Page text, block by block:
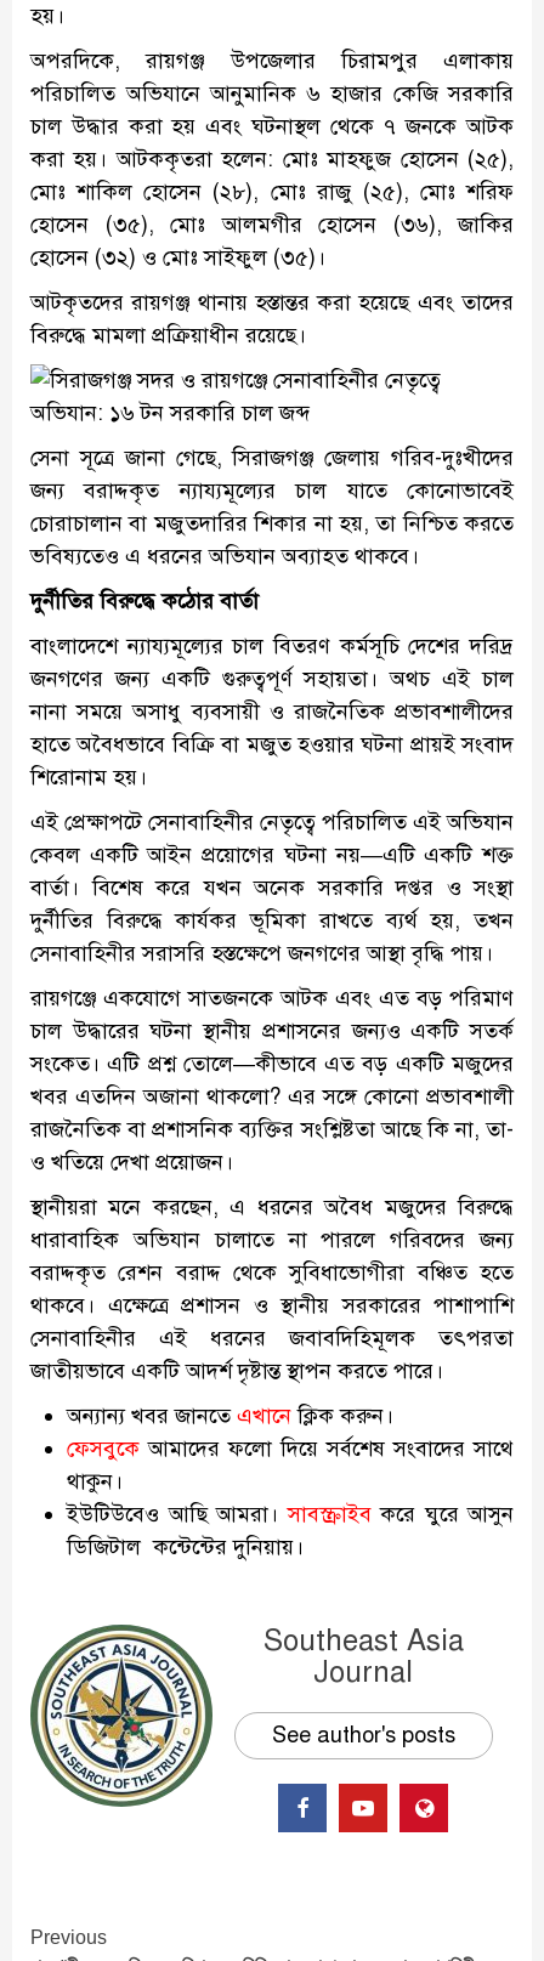
হয়।
অপরদিকে, রায়গঞ্জ উপজেলার চিরামপুর এলাকায়
পরিচালিত অভিযানে আনুমানিক ৬ হাজার কেজি সরকারি
চাল উদ্ধার করা হয় এবং ঘটনাস্থল থেকে ৭ জনকে আটক
করা হয়। আটককৃতরা হলেন: মোঃ মাহফুজ হোসেন (২৫),
মোঃ শাকিল হোসেন (২৮), মোঃ রাজু (২৫), মোঃ শরিফ
হোসেন (৩৫), মোঃ আলমগীর হোসেন (৩৬), জাকির
হোসেন (৩২) ও মোঃ সাইফুল (৩৫)।
আটকৃতদের রায়গঞ্জ থানায় হস্তান্তর করা হয়েছে এবং তাদের
বিরুদ্ধে মামলা প্রক্রিয়াধীন রয়েছে।
সেনা সূত্রে জানা গেছে, সিরাজগঞ্জ জেলায় গরিব-দুঃখীদের
জন্য বরাদ্দকৃত ন্যায্যমূল্যের চাল যাতে কোনোভাবেই
চোরাচালান বা মজুতদারির শিকার না হয়, তা নিশ্চিত করতে
ভবিষ্যতেও এ ধরনের অভিযান অব্যাহত থাকবে।
দুর্নীতির বিরুদ্ধে কঠোর বার্তা
বাংলাদেশে ন্যায্যমূল্যের চাল বিতরণ কর্মসূচি দেশের দরিদ্র
জনগণের জন্য একটি গুরুত্বপূর্ণ সহায়তা। অথচ এই চাল
নানা সময়ে অসাধু ব্যবসায়ী ও রাজনৈতিক প্রভাবশালীদের
হাতে অবৈধভাবে বিক্রি বা মজুত হওয়ার ঘটনা প্রায়ই সংবাদ
শিরোনাম হয়।
এই প্রেক্ষাপটে সেনাবাহিনীর নেতৃত্বে পরিচালিত এই অভিযান
কেবল একটি আইন প্রয়োগের ঘটনা নয়—এটি একটি শক্ত
বার্তা। বিশেষ করে যখন অনেক সরকারি দপ্তর ও সংস্থা
দুর্নীতির বিরুদ্ধে কার্যকর ভূমিকা রাখতে ব্যর্থ হয়, তখন
সেনাবাহিনীর সরাসরি হস্তক্ষেপে জনগণের আস্থা বৃদ্ধি পায়।
রায়গঞ্জে একযোগে সাতজনকে আটক এবং এত বড় পরিমাণ
চাল উদ্ধারের ঘটনা স্থানীয় প্রশাসনের জন্যও একটি সতর্ক
সংকেত। এটি প্রশ্ন তোলে—কীভাবে এত বড় একটি মজুদের
খবর এতদিন অজানা থাকলো? এর সঙ্গে কোনো প্রভাবশালী
রাজনৈতিক বা প্রশাসনিক ব্যক্তির সংশ্লিষ্টতা আছে কি না, তা-
ও খতিয়ে দেখা প্রয়োজন।
স্থানীয়রা মনে করছেন, এ ধরনের অবৈধ মজুদের বিরুদ্ধে
ধারাবাহিক অভিযান চালাতে না পারলে গরিবদের জন্য
বরাদ্দকৃত রেশন বরাদ্দ থেকে সুবিধাভোগীরা বঞ্চিত হতে
থাকবে। এক্ষেত্রে প্রশাসন ও স্থানীয় সরকারের পাশাপাশি
সেনাবাহিনীর এই ধরনের জবাবদিহিমূলক তৎপরতা
জাতীয়ভাবে একটি আদর্শ দৃষ্টান্ত স্থাপন করতে পারে।
অন্যান্য খবর জানতে এখানে ক্লিক করুন।
ফেসবুকে আমাদের ফলো দিয়ে সর্বশেষ সংবাদের সাথে
থাকুন।
ইউটিউবেও আছি আমরা। সাবস্ক্রাইব করে ঘুরে আসুন
ডিজিটাল কন্টেন্টের দুনিয়ায়।
Southeast Asia
Journal
See author's posts
Continue
Previous